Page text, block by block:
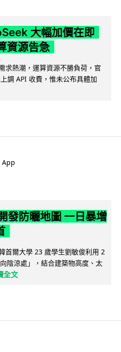
大幅加價在即
資源告急
求熱潮，運算資源不勝負荷，官
調 API 收費，惟未公布具體加
App
發防曬地圖 一日暴增
首爾大學 23 歲學生劉敏俊利用 2
陰涼處」，結合建築物高度、太
全文